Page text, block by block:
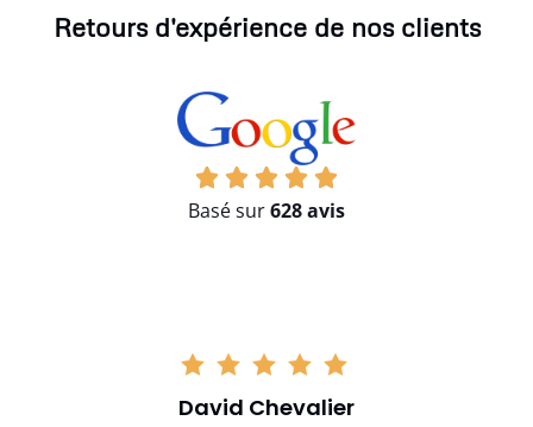
Retours d'expérience de nos clients
Basé sur628 avis
David Chevalier